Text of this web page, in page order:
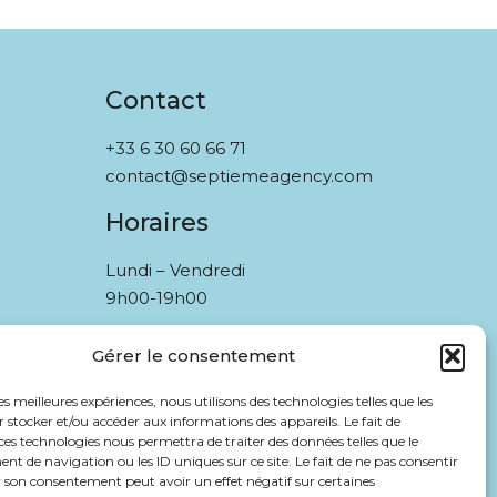
Gérer le consentement
meilleures expériences, nous utilisons des technologies telles que les
stocker et/ou accéder aux informations des appareils. Le fait de
technologies nous permettra de traiter des données telles que le
de navigation ou les ID uniques sur ce site. Le fait de ne pas consentir
son consentement peut avoir un effet négatif sur certaines
Contact
+33 6 30 60 66 71
contact@septiemeagency.com
Horaires
Lundi – Vendredi
9h00-19h00